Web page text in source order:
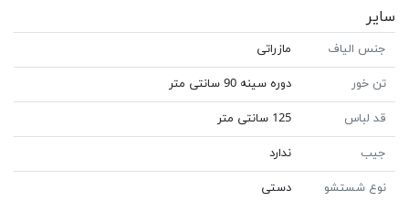
سایر
جنس الیاف مازراتی
تن خور دوره سینه 90 سانتی متر
قد لباس 125 سانتی متر
جیب ندارد
نوع شستشو دستی